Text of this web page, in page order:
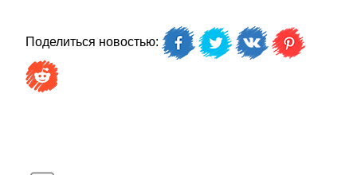
Поделиться новостью: